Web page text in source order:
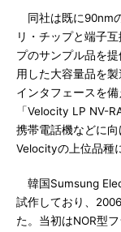
同社は既に90nm
リ・チップと端子
プのサンプル品を
用した大容量品を
インタフェースを
「Velocity LP NV-
携帯電話機などに向
Velocityの上位品種
韓国Sumsung
試作しており、
た。当初はNOR型